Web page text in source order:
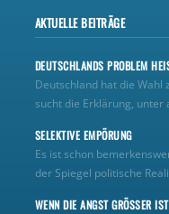
AKTUELLE BEITRÄGE
DEUTSCHLANDS PROBLEM
Deutschland hat die Wahl
sucht die Erklärung, unter
SELEKTIVE EMPÖRUNG
Es ist schon
der Spiegel politische
WENN DIE ANGST GRÖSSER